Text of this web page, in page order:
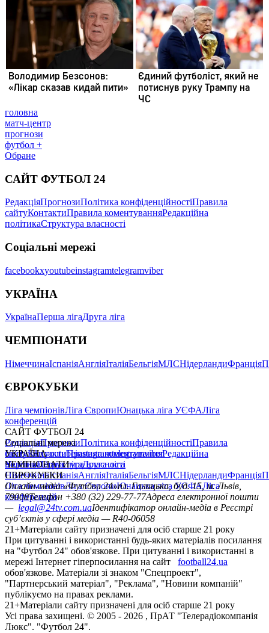
головна
матч-центр
прогнози
футбол +
Обране
САЙТ ФУТБОЛ 24
РедакціяПрогнозиПолітика конфіденційностіПравила
сайтуКонтактиПравила коментуванняРедакційна
політикаСтруктура власності
Соціальні мережі
facebookxyoutubeinstagramtelegramviber
УКРАЇНА
УкраїнаПерша лігаДруга ліга
ЧЕМПІОНАТИ
НімеччинаІспаніяАнгліяІталіяБельгіяМЛСНідерландиФранція
ЄВРОКУБКИ
Ліга чемпіонівЛіга ЄвропиЮнацька ліга УЄФАЛіга
конференцій
САЙТ ФУТБОЛ 24
РедакціяПрогнозиПолітика конфіденційностіПравила
сайтуКонтактиПравила коментуванняРедакційна
політикаСтруктура власності
Соціальні мережі
facebookxyoutubeinstagramtelegramviber
УКРАЇНА
УкраїнаПерша лігаДруга ліга
ЧЕМПІОНАТИ
НімеччинаІспаніяАнгліяІталіяБельгіяМЛСНідерландиФранція
ЄВРОКУБКИ
Ліга чемпіонівЛіга ЄвропиЮнацька ліга УЄФАЛіга
конференцій
Онлайн-медіа «Футбол 24»пл. Галицька, буд. 15, м. Львів,
79008Телефон +380 (32) 229-77-77Адреса електронної пошти
— legal@24tv.com.uaІдентифікатор онлайн-медіа в Реєстрі
суб’єктів у сфері медіа — R40-06058
21+Матеріали сайту призначені для осіб старше 21 року
При цитуванні і використанні будь-яких матеріалів посилання
на "Футбол 24" обов'язкове. При цитуванні і використанні в
мережі Інтернет гіперпосилання на сайт
football24.ua
обов'язкове. Матеріали зі знаком "Спецпроект",
"Партнерський матеріал", "Реклама", "Новини компаній"
публікуємо на правах реклами.
21+Матеріали сайту призначені для осіб старше 21 року
Усi права захищенi. © 2005 - 2026 , ПрАТ "Телерадіокомпанія
Люкс". "Футбол 24".